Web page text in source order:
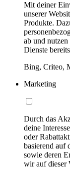
Mit deiner
unserer
Produkte.
ab und
Dienste
Bing, Criteo,
Marketing
Durch das
deine
oder
basierend auf
sowie deren
wir auf dieser